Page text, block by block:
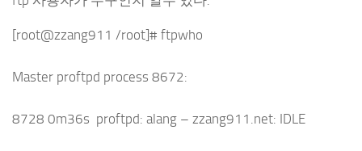
[root@zzang911 /root]# ftpwho
Master proftpd process 8672:
8728 0m36s proftpd: alang – zzang911.net: IDLE